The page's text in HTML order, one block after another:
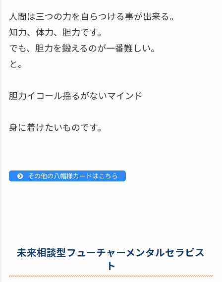
人間は三つの力を自らつける事が出来る。
知力、体力、胆力です。
でも、胆力を鍛えるのが一番難しい。
と。
胆力イコール揺るがないマインド
身に着けたいものです。
その他の八幡様カードはこちら
未来相談型フューチャーメンタルセラピス
ト